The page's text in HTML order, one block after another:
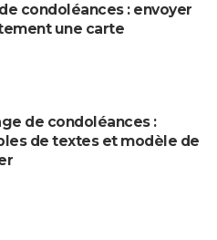
condoléances : envoyer
une carte
de condoléances :
de textes et modèle de